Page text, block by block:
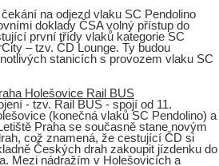
na odjezd vlaku SC Pendolino
doklady ČSA volný přístup do
první třídy vlaků kategorie SC
– tzv. ČD Lounge. Ty budou
stanicích s provozem vlaku SC
Holešovice Rail BUS
- tzv. Rail BUS - spojí od 11.
(konečná vlaků SC Pendolino) a
Praha se současně stane novým
což znamená, že cestující ČD si
Českých drah zakoupit jízdenku do
Mezi nádražím v Holešovicích a